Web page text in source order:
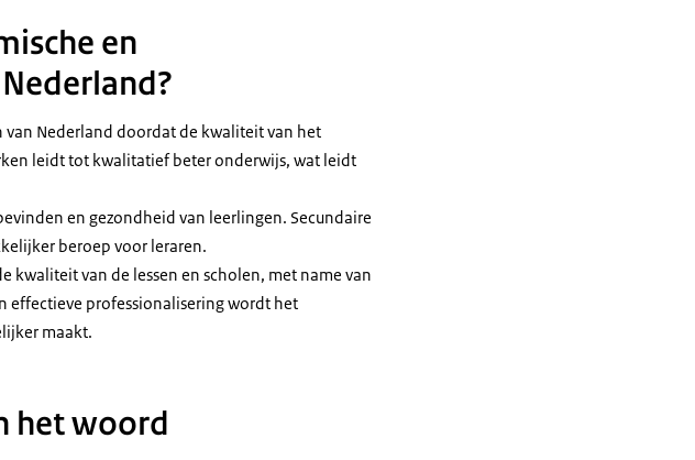
en
Nederland doordat de kwaliteit van het
leidt tot kwalitatief beter onderwijs, wat leidt
en gezondheid van leerlingen. Secundaire
beroep voor leraren.
kwaliteit van de lessen en scholen, met name van
effectieve professionalisering wordt het
maakt.
het woord